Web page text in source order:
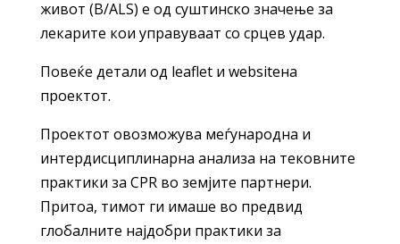
живот (B/ALS) е од суштинско значење за
лекарите кои управуваат со срцев удар.
Повеќе детали од leaflet и websiteна
проектот.
Проектот овозможува меѓународна и
интердисциплинарна анализа на тековните
практики за CPR во земјите партнери.
Притоа, тимот ги имаше во предвид
глобалните најдобри практики за